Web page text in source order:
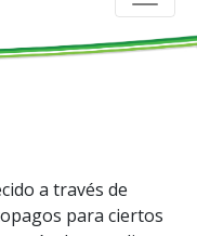
a través de
para ciertos